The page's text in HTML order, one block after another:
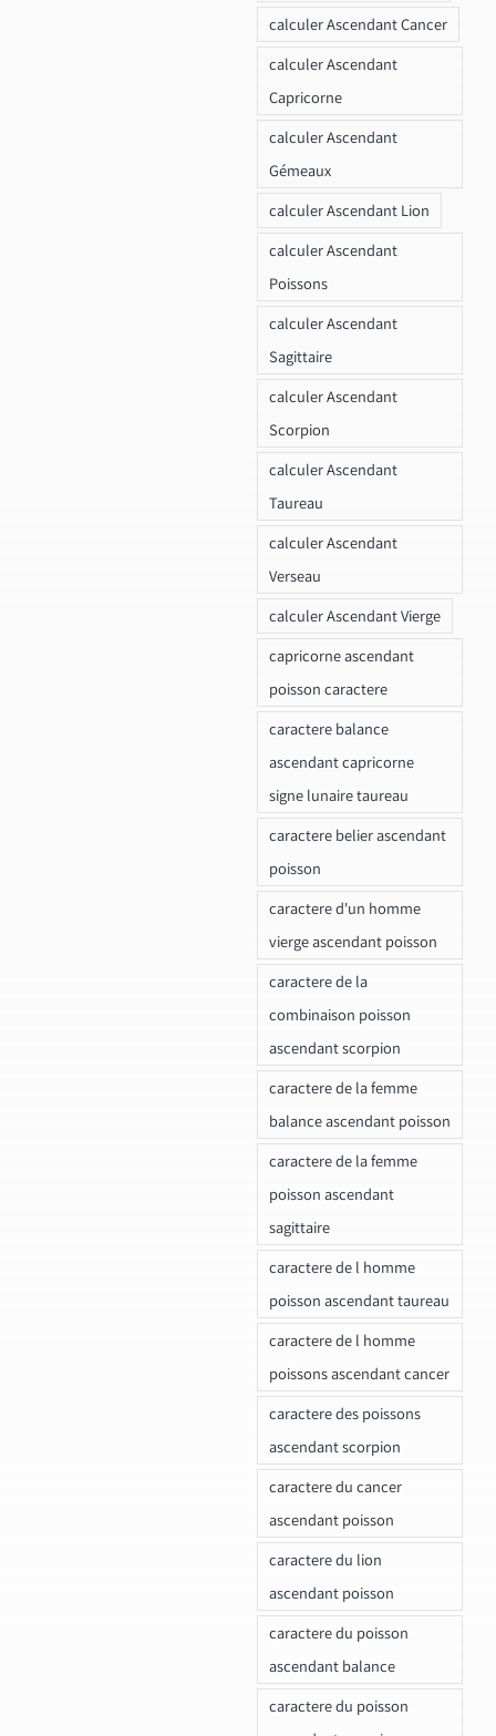
calculer Ascendant Cancer
calculer Ascendant
Capricorne
calculer Ascendant
Gémeaux
calculer Ascendant Lion
calculer Ascendant
Poissons
calculer Ascendant
Sagittaire
calculer Ascendant
Scorpion
calculer Ascendant
Taureau
calculer Ascendant
Verseau
calculer Ascendant Vierge
capricorne ascendant
poisson caractere
caractere balance
ascendant capricorne
signe lunaire taureau
caractere belier ascendant
poisson
caractere d'un homme
vierge ascendant poisson
caractere de la
combinaison poisson
ascendant scorpion
caractere de la femme
balance ascendant poisson
caractere de la femme
poisson ascendant
sagittaire
caractere de l homme
poisson ascendant taureau
caractere de l homme
poissons ascendant cancer
caractere des poissons
ascendant scorpion
caractere du cancer
ascendant poisson
caractere du lion
ascendant poisson
caractere du poisson
ascendant balance
caractere du poisson